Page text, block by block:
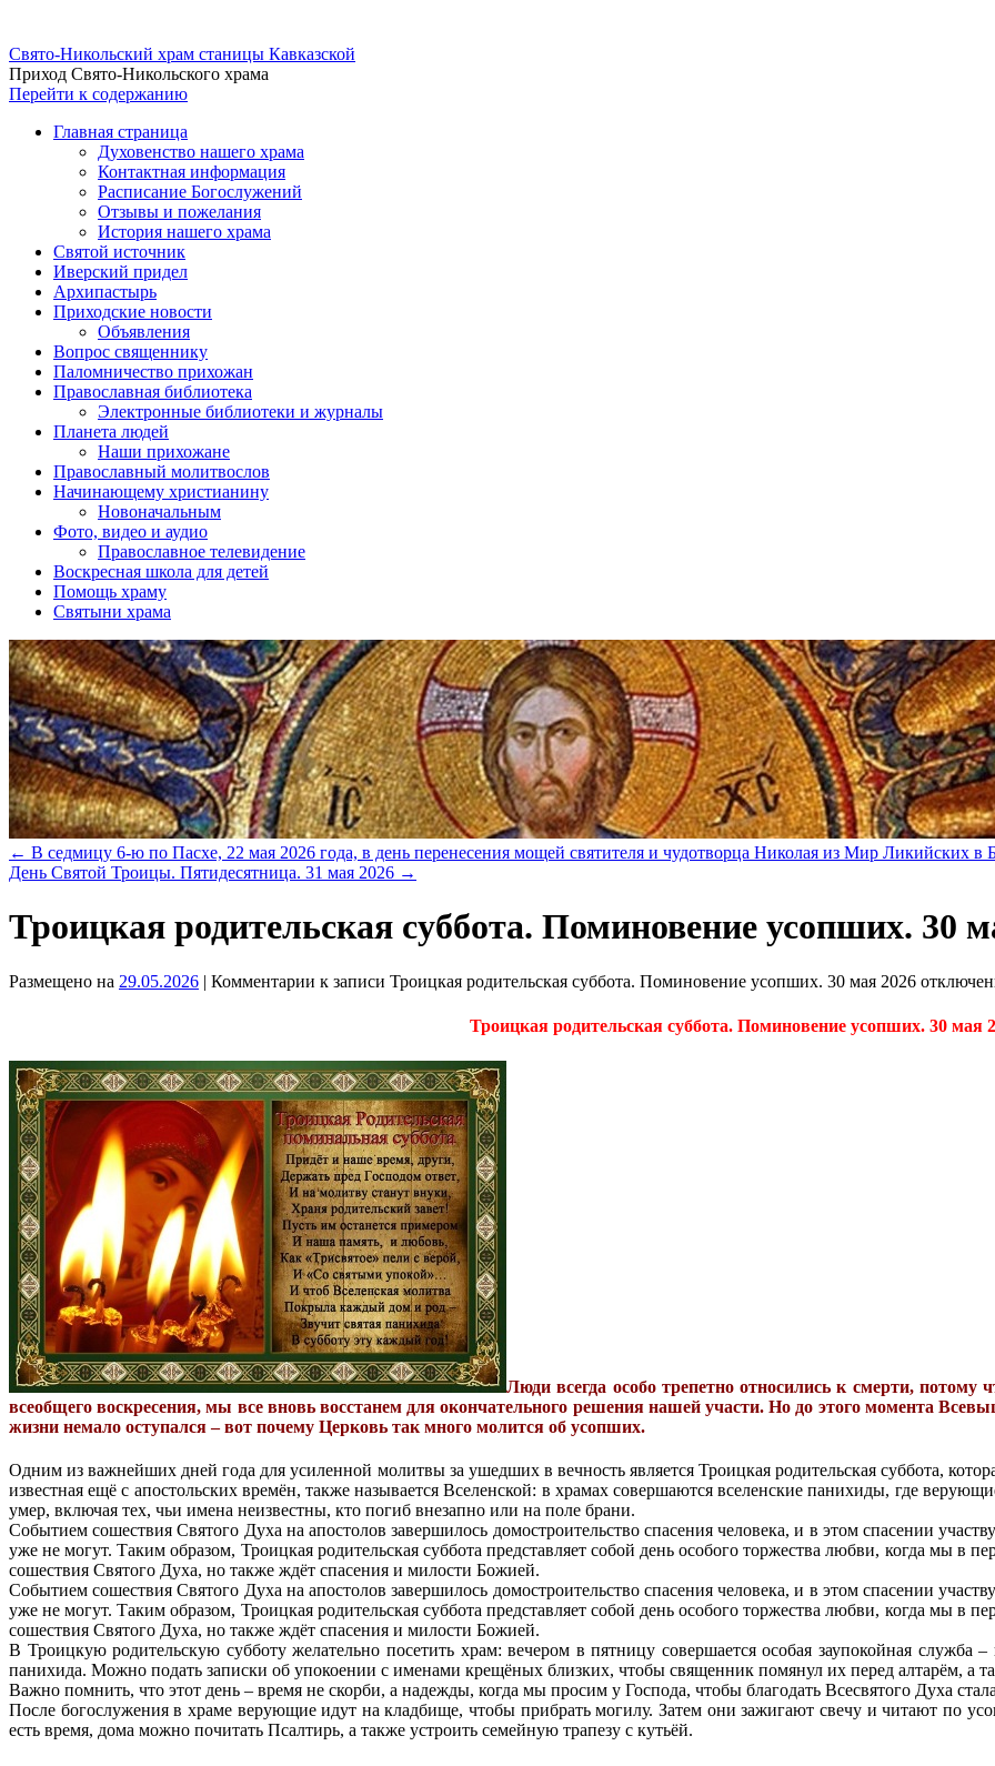
Свято-Никольский храм станицы Кавказской
Приход Свято-Никольского храма
Перейти к содержанию
Главная страница
Духовенство нашего храма
Контактная информация
Расписание Богослужений
Отзывы и пожелания
История нашего храма
Святой источник
Иверский придел
Архипастырь
Приходские новости
Объявления
Вопрос священнику
Паломничество прихожан
Православная библиотека
Электронные библиотеки и журналы
Планета людей
Наши прихожане
Православный молитвослов
Начинающему христианину
Новоначальным
Фото, видео и аудио
Православное телевидение
Воскресная школа для детей
Помощь храму
Святыни храма
← В седмицу 6-ю по Пасхе, 22 мая 2026 года, в день перенесения мощей святителя и чудотворца Николая из Мир Ликийских
День Святой Троицы. Пятидесятница. 31 мая 2026 →
Троицкая родительская суббота. Поминовение усопших. 30
Размещено на 29.05.2026 | Комментарии к записи Троицкая родительская суббота. Поминовение усопших. 30 мая 2026
Троицкая родительская суббота. Поминовение усопших. 30 мая
Люди всегда особо трепетно относились к смерти,
всеобщего воскресения, мы все вновь восстанем для окончательного решения нашей участи. Но до этого момента
жизни немало оступался – вот почему Церковь так много молится об усопших.
Одним из важнейших дней года для усиленной молитвы за ушедших в вечность является Троицкая родительская суббота,
известная ещё с апостольских времён, также называется Вселенской: в храмах совершаются вселенские панихиды, где
умер, включая тех, чьи имена неизвестны, кто погиб внезапно или на поле брани.
Событием сошествия Святого Духа на апостолов завершилось домостроительство спасения человека, и в этом спасении
уже не могут. Таким образом, Троицкая родительская суббота представляет собой день особого торжества любви, когда мы в
сошествия Святого Духа, но также ждёт спасения и милости Божией.
Событием сошествия Святого Духа на апостолов завершилось домостроительство спасения человека, и в этом спасении
уже не могут. Таким образом, Троицкая родительская суббота представляет собой день особого торжества любви, когда мы в
сошествия Святого Духа, но также ждёт спасения и милости Божией.
В Троицкую родительскую субботу желательно посетить храм: вечером в пятницу совершается особая заупокойная служба
панихида. Можно подать записки об упокоении с именами крещёных близких, чтобы священник помянул их перед алтарём, а
Важно помнить, что этот день – время не скорби, а надежды, когда мы просим у Господа, чтобы благодать Всесвятого Духа
После богослужения в храме верующие идут на кладбище, чтобы прибрать могилу. Затем они зажигают свечу и читают по
есть время, дома можно почитать Псалтирь, а также устроить семейную трапезу с кутьёй.